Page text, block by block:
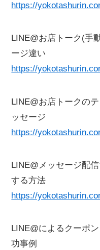
https://
LINE@お店トーク(手
ージ違い
https://
LINE@お店トークの
ッセージ
https://
LINE@メッセージ配
する方法
https://
LINE@によるクーポ
功事例